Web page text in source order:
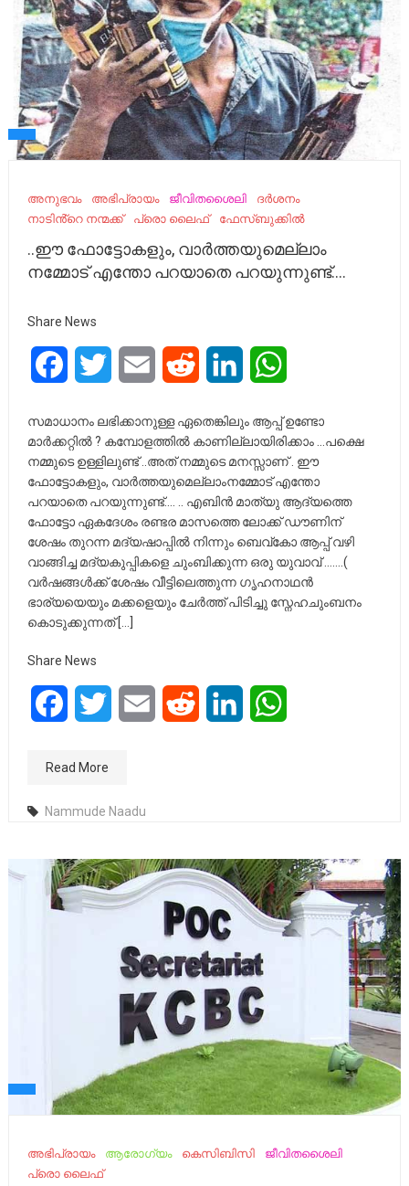
അനുഭവം അഭിപ്രായം ജീവിതശൈലി
ദർശനം
നാടിൻ്റെ നന്മക്ക്
പ്രൊ ലൈഫ് ഫേസ്ബുക്കിൽ
..ഈ ഫോട്ടോകളും, വാർത്തയുമെല്ലാം
നമ്മോട് എന്തോ പറയാതെ പറയുന്നുണ്ട്….
Share News
FacebookTwitter Email Reddit LinkedIn
സമാധാനം ലഭിക്കാനുള്ള ഏതെങ്കിലും ആപ്പ് ഉണ്ടോ
മാർക്കറ്റിൽ ? കമ്പോളത്തിൽ കാണില്ലായിരിക്കാം …പക്ഷെ
നമ്മുടെ ഉള്ളിലുണ്ട് ..അത് നമ്മുടെ മനസ്സാണ് . ഈ
ഫോട്ടോകളും, വാർത്തയുമെല്ലാംനമ്മോട് എന്തോ
പറയാതെ പറയുന്നുണ്ട്…. .. എബിൻ മാത്യു ആദ്യത്തെ
ഫോട്ടോ ഏകദേശം രണ്ടര മാസത്തെ ലോക്ക് ഡൗണിന്
ശേഷം തുറന്ന മദ്യഷാപ്പിൽ നിന്നും ബെവ്‌കോ ആപ്പ് വഴി
വാങ്ങിച്ച മദ്യകുപ്പികളെ ചുംബിക്കുന്ന ഒരു യുവാവ് …….(
വർഷങ്ങൾക്ക് ശേഷം വീട്ടിലെത്തുന്ന ഗൃഹനാഥൻ
ഭാര്യയെയും മക്കളെയും ചേർത്ത് പിടിച്ചു സ്നേഹചുംബനം
കൊടുക്കുന്നത് […]
Share News
FacebookTwitter Email Reddit LinkedIn
Read More
Nammude Naadu
അഭിപ്രായം ആരോഗ്യം കെസിബിസി
ജീവിതശൈലി
പ്രൊ ലൈഫ്